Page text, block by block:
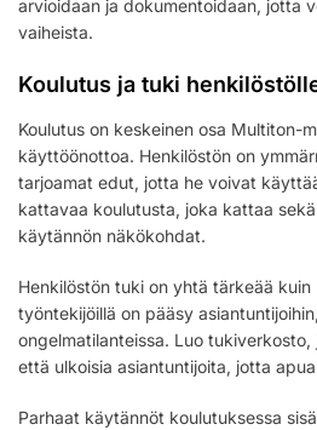
arvioidaan ja dokumentoidaan, jotta
vaiheista.
Koulutus ja tuki
Koulutus on keskeinen osa Multiton-
käyttöönottoa. Henkilöstön on
tarjoamat edut, jotta he voivat
kattavaa koulutusta, joka kattaa
käytännön näkökohdat.
Henkilöstön tuki on yhtä tärkeää
työntekijöillä on pääsy
ongelmatilanteissa. Luo tukiverkosto,
että ulkoisia asiantuntijoita, jotta
Parhaat käytännöt koulutuksessa